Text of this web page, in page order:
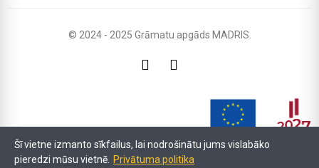
© 2024 - 2025 Grāmatu apgāds MADRIS.
LIAA atbalsta programmas "Atbalsts procesu digitalizācijai" ietvaros (Līgums
Šī vietne izmanto sīkfailus, lai nodrošinātu jums vislabāko
pieredzi mūsu vietnē.
Privātuma politika